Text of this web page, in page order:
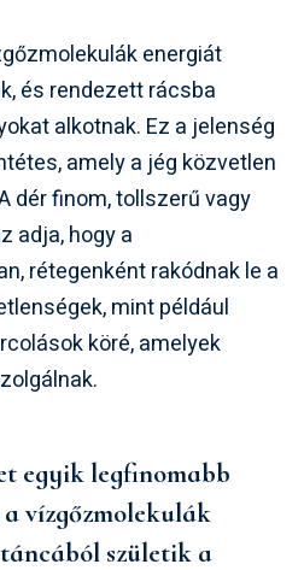
energiát
és rendezett rácsba
alkotnak. Ez a jelenség
amely a jég közvetlen
dér finom, tollszerű vagy
adja, hogy a
rétegenként rakódnak le a
mint például
köré, amelyek
egyik legfinomabb
vízgőzmolekulák
születik a